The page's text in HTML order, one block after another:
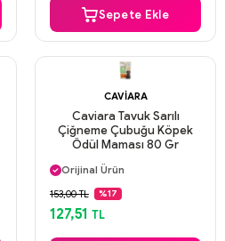
Sepete Ekle
CAVIARA
Caviara Tavuk Sarılı
Çiğneme Çubuğu Köpek
Ödül Maması 80 Gr
Aynı Gün Kargo
Orijinal Ürün
Güvenli Ödeme
Aynı Gün Kargo
153,00 TL %17
127,51 TL